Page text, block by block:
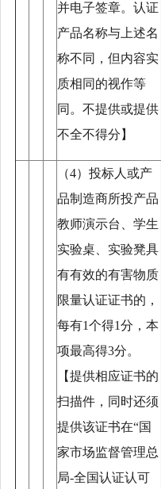
并电子签章。认证
产品名称与上述名
称不同，但内容实
质相同的视作等
同。不提供或提供
不全不得分】
（4）投标人或产
品制造商所投产品
教师演示台、学生
实验桌、实验凳具
有有效的有害物质
限量认证证书的，
每有1个得1分，本
项最高得3分。
【提供相应证书的
扫描件，同时还须
提供该证书在“国
家市场监督管理总
局-全国认证认可